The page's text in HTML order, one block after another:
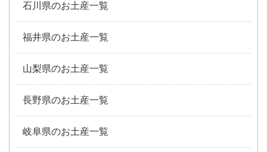
石川県のお土産一覧
福井県のお土産一覧
山梨県のお土産一覧
長野県のお土産一覧
岐阜県のお土産一覧